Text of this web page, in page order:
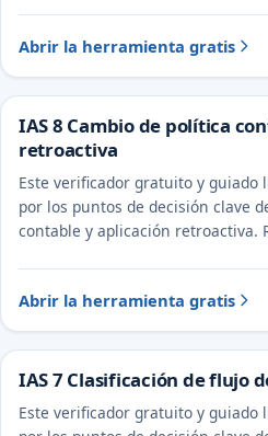
Abrir la herramienta gratis
IAS 8 Cambio de política
retroactiva
Este verificador gratuito y guiado
por los puntos de decisión clave
contable y aplicación retroactiva.
Abrir la herramienta gratis
IAS 7 Clasificación de flujo
Este verificador gratuito y guiado